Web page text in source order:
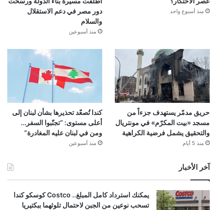
منذ أسبوع واحد
دور مصر في دعم الاستقلال
والسلام
منذ أسبوعين
حريق مدمّر يستهدف جزءاً من
مسجد «بيت المكرّم» في مونتريال
والتحقيق يشمل فرضية الكراهية
منذ 5 أيام
كندا تُصعّد تحذيرها بشأن لبنان إلى
أعلى مستوى: “تجنّبوا السفر…
ومن في لبنان عليه المغادرة”
منذ أسبوعين
آخر الأخبار
يمكنك استرداد كامل المبلغ.. Costco كوسكو كندا
تسحب نوعين من الجبن لاحتمال تلوثهما ببكتيريا